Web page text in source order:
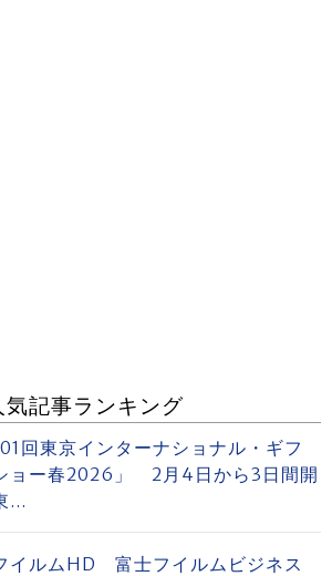
気記事ランキング
回東京インターナショナル・ギフ
ョー春2026」 2月4日から3日間開
...
イルムHD 富士フイルムビジネス